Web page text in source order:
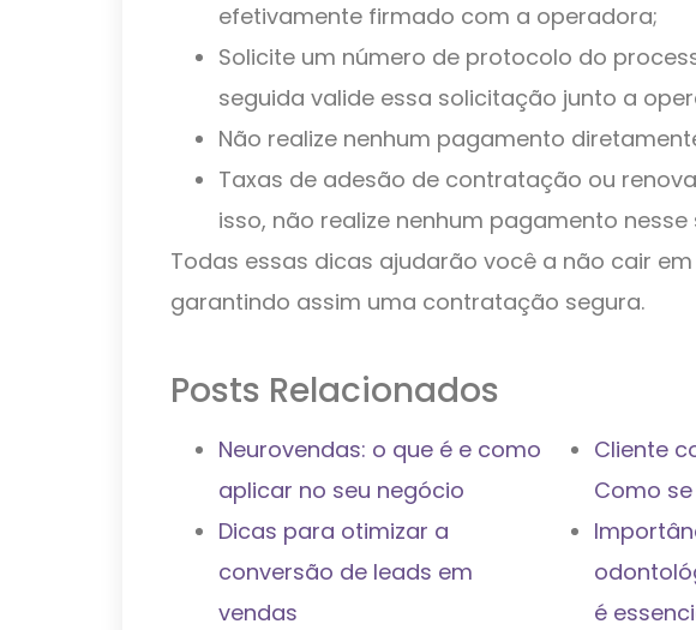
efetivamente firmado com a operadora;
Solicite um número de protocolo do
seguida valide essa solicitação junto a
Não realize nenhum pagamento
Taxas de adesão de contratação ou
isso, não realize nenhum pagamento nesse
Todas essas dicas ajudarão você a não cair
garantindo assim uma contratação segura.
Posts Relacionados
Neurovendas: o que é e como
aplicar no seu negócio
Dicas para otimizar a
conversão de leads em
vendas
Cliente
Como
é